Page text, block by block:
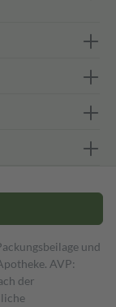
und
AVP:
der